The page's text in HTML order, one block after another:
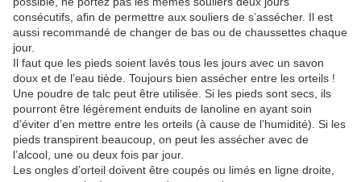
consécutifs, afin de permettre aux souliers de s’assécher. Il est
aussi recommandé de changer de bas ou de chaussettes chaque
jour.
Il faut que les pieds soient lavés tous les jours avec un savon
doux et de l’eau tiède. Toujours bien assécher entre les orteils !
Une poudre de talc peut être utilisée. Si les pieds sont secs, ils
pourront être légèrement enduits de lanoline en ayant soin
d’éviter d’en mettre entre les orteils (à cause de l’humidité). Si les
pieds transpirent beaucoup, on peut les assécher avec de
l’alcool, une ou deux fois par jour.
Les ongles d’orteil doivent être coupés ou limés en ligne droite,